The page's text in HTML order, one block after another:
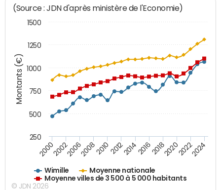
Montants (€)
(Source : JDN d'après ministère de l'Economie)
Wimille
Moyenne nationale
Moyenne villes de 3 500 à 5 000 habitants
200020022006200820102012201420162018202020222024
250
500
750
1000
1250
1500
© JDN 2026